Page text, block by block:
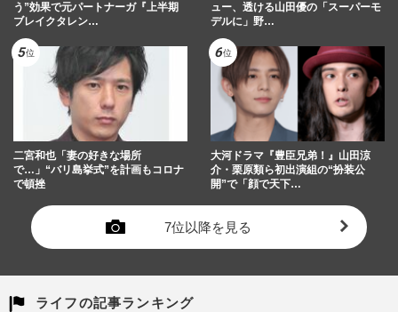
う”効果で元パートナーガ『上半期
ブレイクタレン…
ュー、透ける山田優の「スーパーモ
デルに」野…
二宮和也「妻の好きな場所
で…」“バリ島挙式”を計画もコロナ
で頓挫
大河ドラマ『豊臣兄弟！』山田涼
介・栗原類ら初出演組の“扮装公
開”で「顔で天下…
7位以降を見る
ライフの記事ランキング